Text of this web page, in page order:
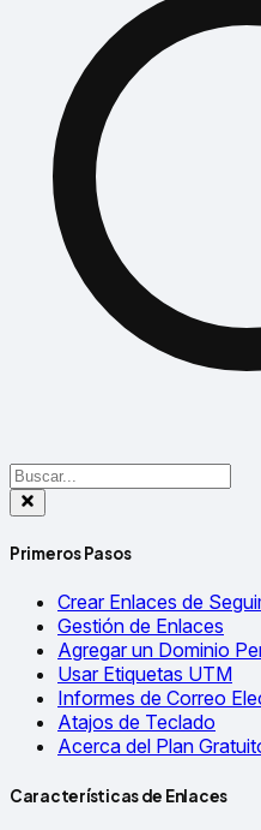
Primeros Pasos
Crear Enlaces de
Gestión de Enlaces
Agregar un Dominio
Usar Etiquetas UTM
Informes de Correo
Atajos de Teclado
Acerca del Plan
Características de Enlaces